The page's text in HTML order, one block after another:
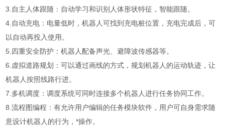
3.自主人体跟随：自动学习和识别人体形状特征，智能跟随。
4.自动充电：电量低时，机器人可找到充电桩位置，充电完成后，可
以自动再投入使用。
5.四重安全防护：机器人配备声光、避障波传感器等。
6.虚拟道路规划：可以通过画线的方式，规划机器人的运动轨迹，让
机器人按照线路行进。
7.多机调度：调度系统可同时连接多个机器人进行任务协同工作。
8.流程图编程：有允许用户编辑的任务模块软件，用户可自身需求随
意设计机器人的行为，*操作。